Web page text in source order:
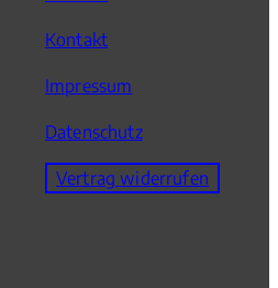
Kontakt
Impressum
Datenschutz
Vertrag widerrufen